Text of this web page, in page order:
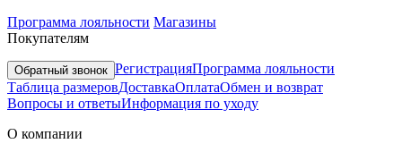
Программа лояльности Магазины
Покупателям
Обратный звонок РегистрацияПрограмма лояльности
Таблица размеровДоставкаОплатаОбмен и возврат
Вопросы и ответыИнформация по уходу
О компании